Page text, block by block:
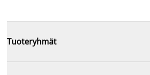
Tuoteryhmät